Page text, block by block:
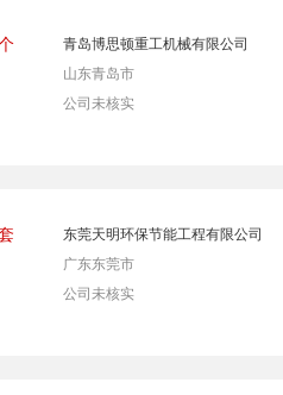
青岛博思顿重工机械有限公司
山东青岛市
公司未核实
东莞天明环保节能工程有限公司
广东东莞市
公司未核实